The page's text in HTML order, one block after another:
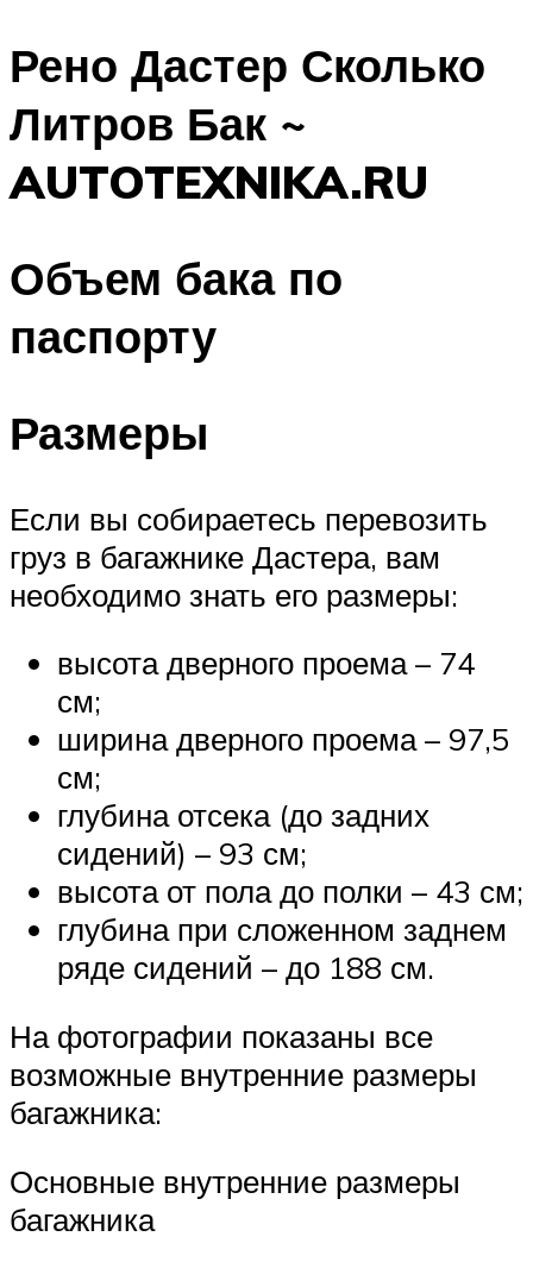
Рено Дастер Сколько
Литров Бак ~
AUTOTEXNIKA.RU
Объем бака по
паспорту
Размеры
Если вы собираетесь перевозить
груз в багажнике Дастера, вам
необходимо знать его размеры:
высота дверного проема – 74
см;
ширина дверного проема – 97,5
см;
глубина отсека (до задних
сидений) – 93 см;
высота от пола до полки – 43 см;
глубина при сложенном заднем
ряде сидений – до 188 см.
На фотографии показаны все
возможные внутренние размеры
багажника:
Основные внутренние размеры
багажника